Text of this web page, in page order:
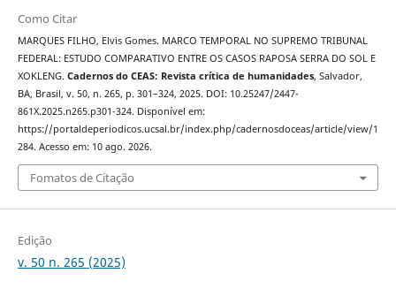
Como Citar
MARQUES FILHO, Elvis Gomes. MARCO TEMPORAL NO SUPREMO TRIBUNAL
FEDERAL: ESTUDO COMPARATIVO ENTRE OS CASOS RAPOSA SERRA DO SOL E
XOKLENG. Cadernos do CEAS: Revista crítica de humanidades, Salvador,
BA, Brasil, v. 50, n. 265, p. 301–324, 2025. DOI: 10.25247/2447-
861X.2025.n265.p301-324. Disponível em:
https://portaldeperiodicos.ucsal.br/index.php/cadernosdoceas/article/view/1
284. Acesso em: 10 ago. 2026.
Fomatos de Citação
Edição
v. 50 n. 265 (2025)